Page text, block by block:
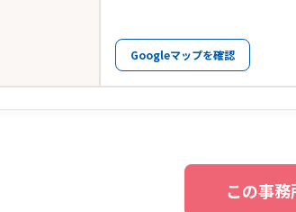
Googleマップを確認
この事